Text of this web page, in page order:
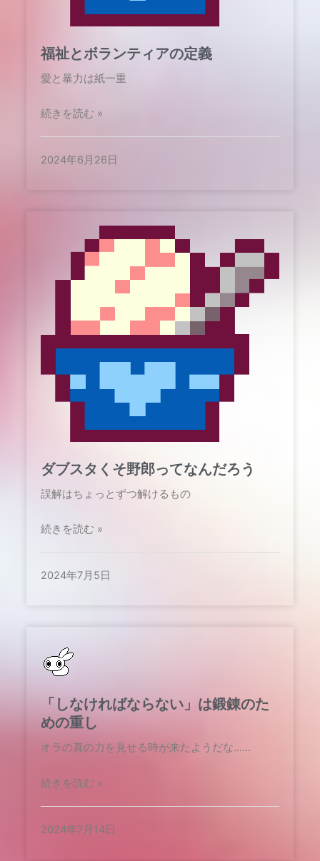
福祉とボランティアの定義
愛と暴力は紙一重
続きを読む »
2024年6月26日
ダブスタくそ野郎ってなんだろう
誤解はちょっとずつ解けるもの​
続きを読む »
2024年7月5日
「しなければならない」は鍛錬のた
めの重し
オラの真の力を見せる時が来たようだな……
続きを読む »
2024年7月14日